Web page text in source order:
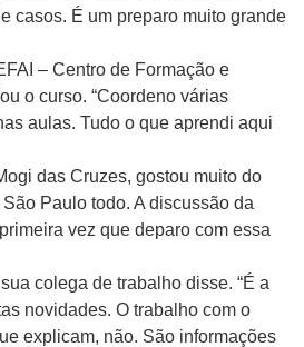
casos. É um preparo muito grande
– Centro de Formação e
o curso. “Coordeno várias
aulas. Tudo o que aprendi aqui
das Cruzes, gostou muito do
Paulo todo. A discussão da
vez que deparo com essa
colega de trabalho disse. “É a
novidades. O trabalho com o
explicam, não. São informações